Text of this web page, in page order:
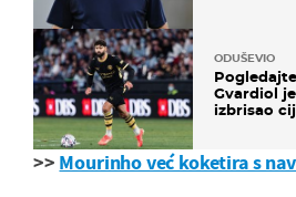
ODUŠEVIO
Gvardiol
izbrisao
>> Mourinho već koketira s